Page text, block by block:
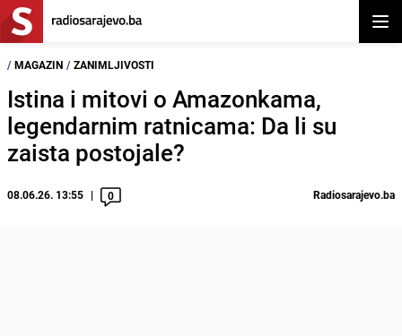
/ MAGAZIN / ZANIMLJIVOSTI
Istina i mitovi o Amazonkama,
legendarnim ratnicama: Da li su
zaista postojale?
08.06.26. 13:55 0 Radiosarajevo.ba